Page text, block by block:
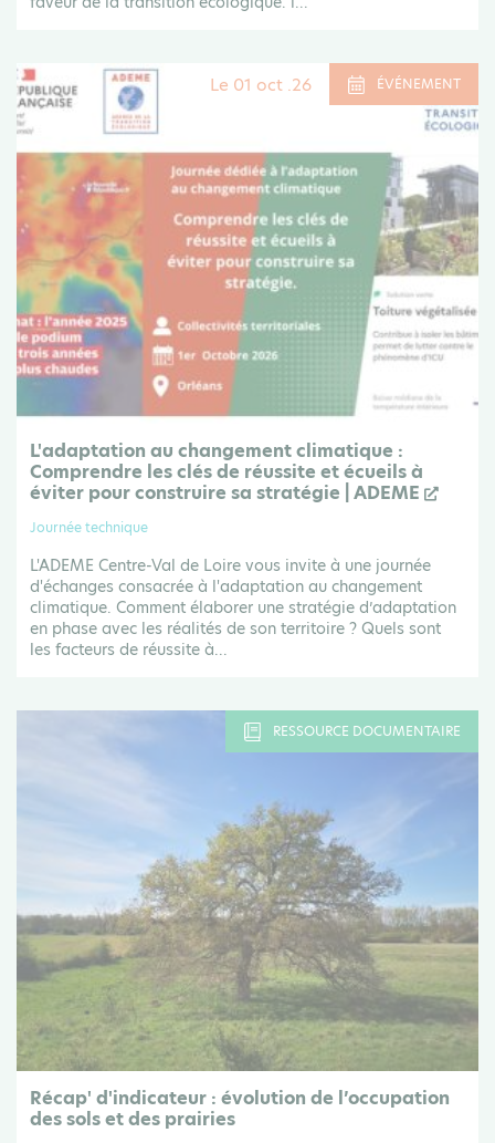
Le 01 oct .26 ÉVÉNEMENT
L'adaptation au changement climatique :
Comprendre les clés de réussite et écueils à
éviter pour construire sa stratégie | ADEME
Journée technique
L'ADEME Centre-Val de Loire vous invite à une journée
d'échanges consacrée à l'adaptation au changement
climatique. Comment élaborer une stratégie d’adaptation
en phase avec les réalités de son territoire ? Quels sont
les facteurs de réussite à...
RESSOURCE DOCUMENTAIRE
Récap' d'indicateur : évolution de l’occupation
des sols et des prairies